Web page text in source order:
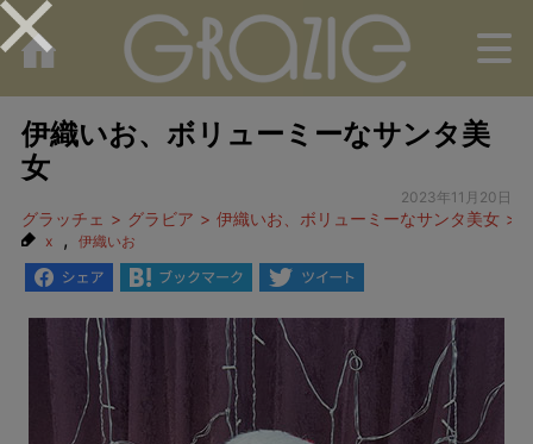
伊織いお、ボリューミーなサンタ美
女
2023年11月20日
グラッチェ グラビア 伊織いお、ボリューミーなサンタ美女
x , 伊織いお